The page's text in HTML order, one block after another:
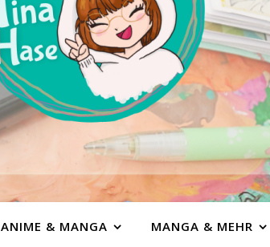
ANIME & MANGA MANGA & MEHR